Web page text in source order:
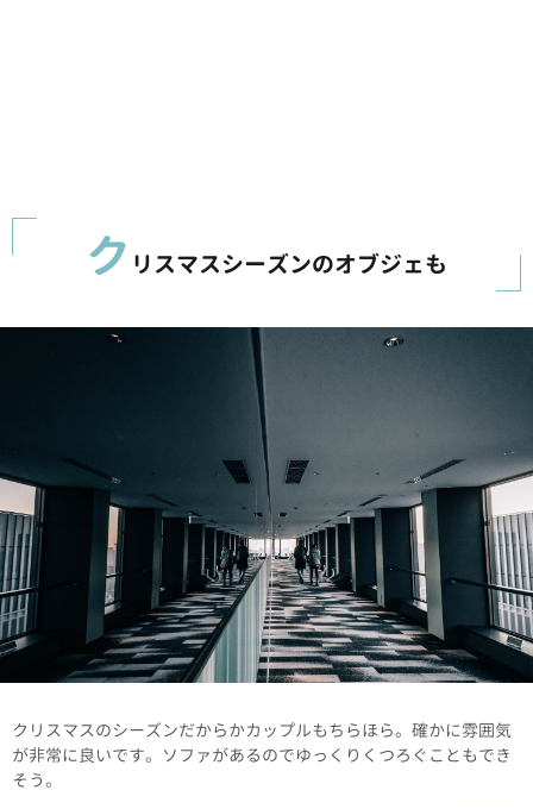
ク リスマスシーズンのオブジェも
クリスマスのシーズンだからかカップルもちらほら。確かに雰囲気
が非常に良いです。ソファがあるのでゆっくりくつろぐこともでき
そう。